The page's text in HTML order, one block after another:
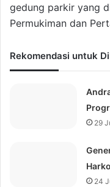
gedung parkir yang
Permukiman dan
Rekomendasi untuk
29
24